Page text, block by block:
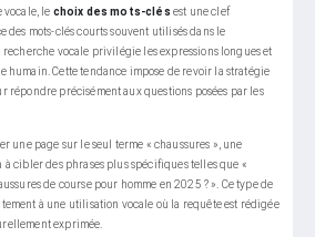
vocale, le choix des mots-clés est une clef
mots-clés courts souvent utilisés dans le
vocale privilégie les expressions longues et
humain. Cette tendance impose de revoir la stratégie
répondre précisément aux questions posées par les
une page sur le seul terme « chaussures », une
cibler des phrases plus spécifiques telles que «
de course pour homme en 2025 ? ». Ce type de
à une utilisation vocale où la requête est rédigée
exprimée.